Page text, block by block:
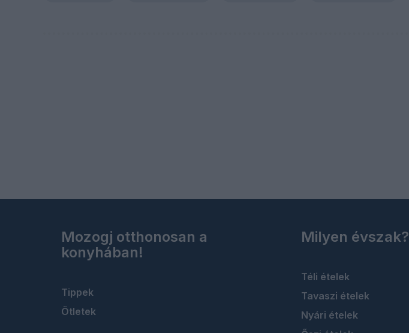
Mozogj otthonosan a
konyhában!
Tippek
Ötletek
Milyen évszak?
Téli ételek
Tavaszi ételek
Nyári ételek